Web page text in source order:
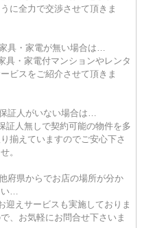
に全力で交渉させて頂きま
具・家電が無い場合は…
・家電付マンションやレンタ
ビスをご紹介させて頂きま
証人がいない場合は…
人無しで契約可能の物件を多
揃えていますのでご安心下さ
。
府県からでお店の場所が分か
い…
えサービスも実施しておりま
、お気軽にお問合せ下さいま